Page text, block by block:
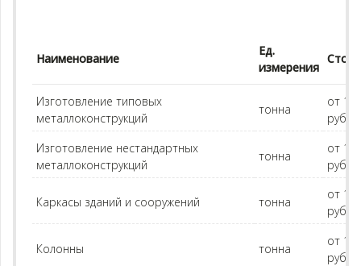
Наименование
Ед.
измерения
Изготовление типовых
металлоконструкций
тонна
от
руб.
Изготовление нестандартных
металлоконструкций
тонна
от
руб.
Каркасы зданий и сооружений тонна
от
руб.
Колонны тонна
от
руб.